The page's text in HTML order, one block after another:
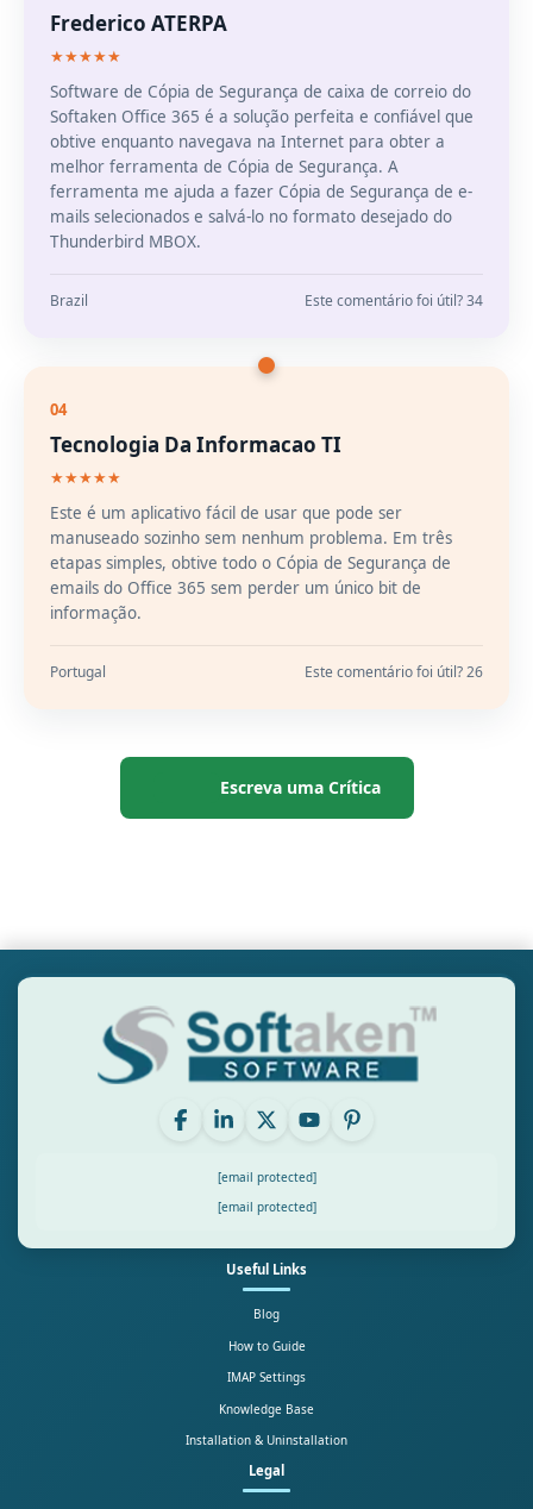
Frederico ATERPA
★★★★★
Software de Cópia de Segurança de caixa de correio do
Softaken Office 365 é a solução perfeita e confiável que
obtive enquanto navegava na Internet para obter a
melhor ferramenta de Cópia de Segurança. A
ferramenta me ajuda a fazer Cópia de Segurança de e-
mails selecionados e salvá-lo no formato desejado do
Thunderbird MBOX.
Brazil Este comentário foi útil? 34
04
Tecnologia Da Informacao TI
★★★★★
Este é um aplicativo fácil de usar que pode ser
manuseado sozinho sem nenhum problema. Em três
etapas simples, obtive todo o Cópia de Segurança de
emails do Office 365 sem perder um único bit de
informação.
Portugal Este comentário foi útil? 26
Escreva uma Crítica
[email protected]
[email protected]
Useful Links
Blog
How to Guide
IMAP Settings
Knowledge Base
Installation & Uninstallation
Legal